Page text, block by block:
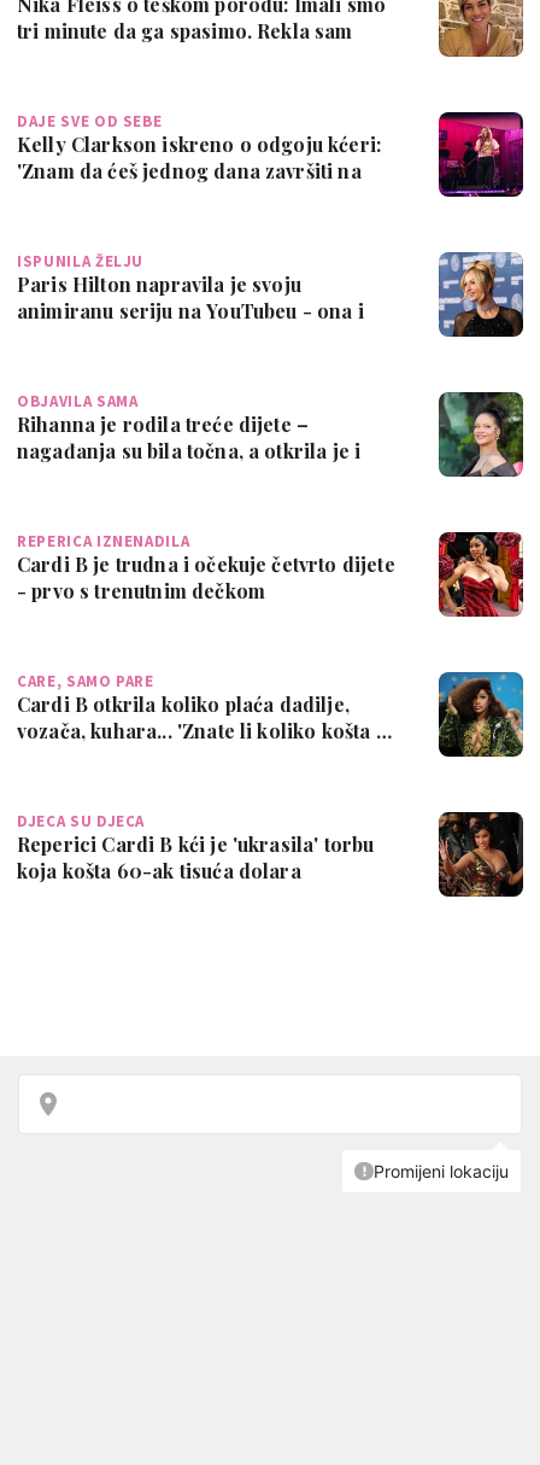
tri minute da ga spasimo. Rekla sam
DAJE SVE OD SEBE
Kelly Clarkson iskreno o odgoju kćeri:
'Znam da ćeš jednog dana završiti na
ISPUNILA ŽELJU
Paris Hilton napravila je svoju
animiranu seriju na YouTubeu - ona i
OBJAVILA SAMA
Rihanna je rodila treće dijete –
nagađanja su bila točna, a otkrila je i
REPERICA IZNENADILA
Cardi B je trudna i očekuje četvrto dijete
- prvo s trenutnim dečkom
CARE, SAMO PARE
Cardi B otkrila koliko plaća dadilje,
vozača, kuhara... 'Znate li koliko košta …
DJECA SU DJECA
Reperici Cardi B kći je 'ukrasila' torbu
koja košta 60-ak tisuća dolara